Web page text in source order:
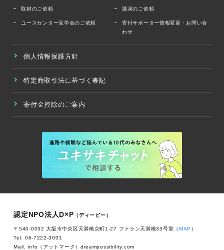
取材のご依頼 講演のご依頼
ユースセンター見学会のご依頼
寄付サポーター情報変更・お問い合
わせ
個人情報保護方針
特定商取引法に基づく表記
寄付金控除のご案内
認定NPO法人D×P （ディーピー）
〒540-0032 大阪市中央区天満橋京町1-27 ファラン天満橋33号室（MAP ）
Tel. 06-7222-3001
Mail. info（アットマーク）dreampossibility.com